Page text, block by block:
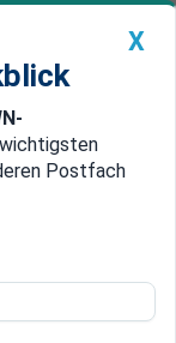
Premium
China
stürzt auf
X
Postfach